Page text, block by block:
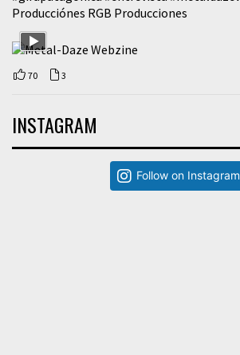
Producciónes RGB Producciones
70 3
INSTAGRAM
Follow on Instagram